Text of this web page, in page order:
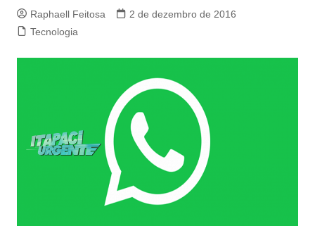
Raphaell Feitosa
2 de dezembro de 2016
Tecnologia